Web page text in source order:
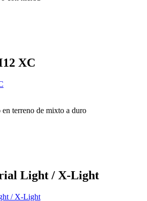
XC
terreno de mixto a duro
Light / X-Light